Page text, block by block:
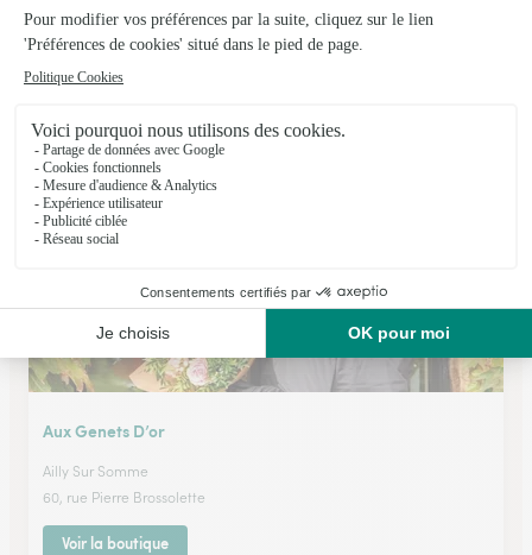
Le Rallye Floral
Amiens
573 Rue d'Abbeville
Voir la boutique
Aux Genets D’or
Ailly Sur Somme
60, rue Pierre Brossolette
Voir la boutique